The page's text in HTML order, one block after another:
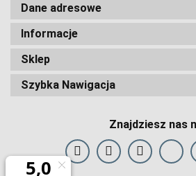
Dane adresowe
Informacje
Sklep
Szybka Nawigacja
Znajdziesz nas